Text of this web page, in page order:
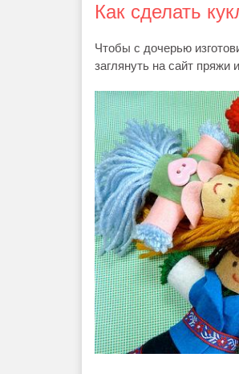
Как сделать
Чтобы с дочерью
заглянуть на сайт пряжи